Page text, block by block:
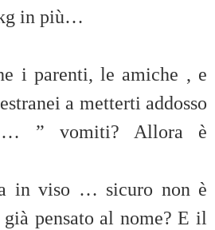
in più…
i parenti, le amiche , e
a metterti addosso
… ” vomiti? Allora è
in viso … sicuro non è
pensato al nome? E il